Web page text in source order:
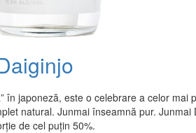
în japoneză, este o celebrare a celor
natural. Junmai înseamnă pur.
de cel puțin 50%.